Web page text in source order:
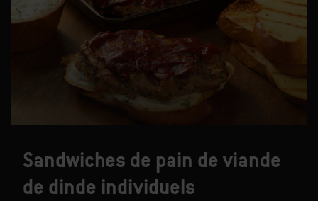
Sandwiches de pain de viande
de dinde individuels